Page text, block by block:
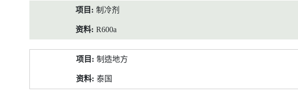
制冷剂
R600a
制造地方
泰国